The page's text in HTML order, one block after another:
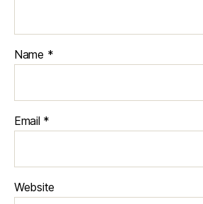
Name *
Email *
Website